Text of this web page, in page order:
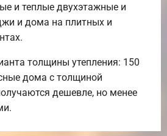
и теплые двухэтажные и
и дома на плитных и
толщины утепления: 150
дома с толщиной
дешевле, но менее